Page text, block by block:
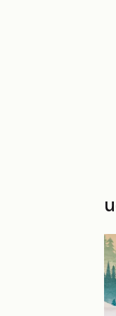
Autres